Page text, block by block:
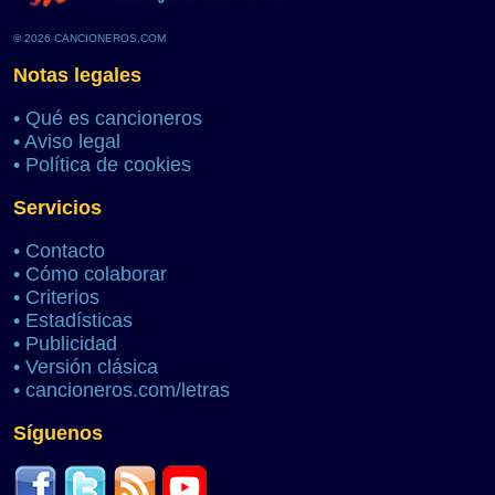
© 2026 CANCIONEROS.COM
Notas legales
• Qué es cancioneros
• Aviso legal
• Política de cookies
Servicios
• Contacto
• Cómo colaborar
• Criterios
• Estadísticas
• Publicidad
• Versión clásica
• cancioneros.com/letras
Síguenos